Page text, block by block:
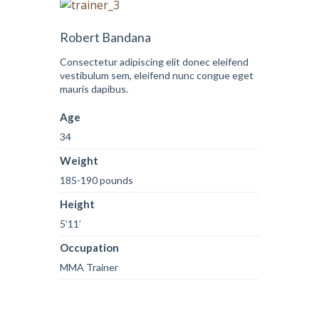
Robert Bandana
Consectetur adipiscing elit donec eleifend
vestibulum sem, eleifend nunc congue eget
mauris dapibus.
Age
34
Weight
185-190 pounds
Height
5’11’
Occupation
MMA Trainer